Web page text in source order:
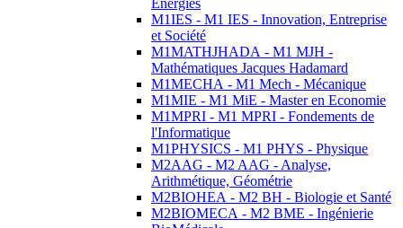
Energies
M1IES - M1 IES - Innovation, Entreprise
et Société
M1MATHJHADA - M1 MJH -
Mathématiques Jacques Hadamard
M1MECHA - M1 Mech - Mécanique
M1MIE - M1 MiE - Master en Economie
M1MPRI - M1 MPRI - Fondements de
l'Informatique
M1PHYSICS - M1 PHYS - Physique
M2AAG - M2 AAG - Analyse,
Arithmétique, Géométrie
M2BIOHEA - M2 BH - Biologie et Santé
M2BIOMECA - M2 BME - Ingénierie